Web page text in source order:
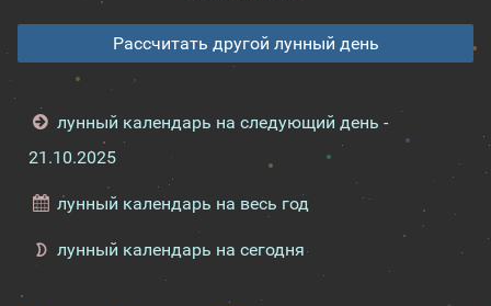
Рассчитать другой лунный день
лунный календарь на следующий день -
21.10.2025
лунный календарь на весь год
лунный календарь на сегодня